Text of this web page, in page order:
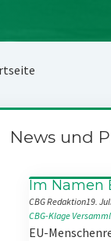
News und
Im Namen
CBG Redaktion19.
CBG-Klage
EU-